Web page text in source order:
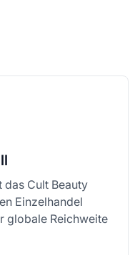
das Cult Beauty
Einzelhandel
globale Reichweite